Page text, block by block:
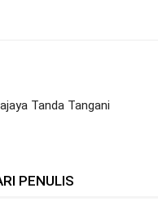
Tanda Tangani
PENULIS